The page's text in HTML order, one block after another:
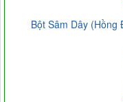
Bột Sâm Dây (Hồng